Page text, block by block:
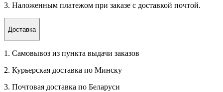
3. Наложенным платежом при заказе с доставкой почтой.
Доставка
1. Самовывоз из пункта выдачи заказов
2. Курьерская доставка по Минску
3. Почтовая доставка по Беларуси